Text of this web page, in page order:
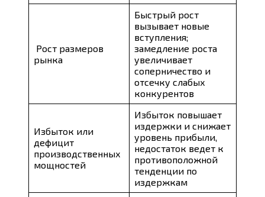
Рост размеров
рынка
Быстрый рост
вызывает новые
вступления;
замедление роста
увеличивает
соперничество и
отсечку слабых
конкурентов
Избыток или
дефицит
производственных
мощностей
Избыток повышает
издержки и снижает
уровень прибыли,
недостаток ведет к
противоположной
тенденции по
издержкам